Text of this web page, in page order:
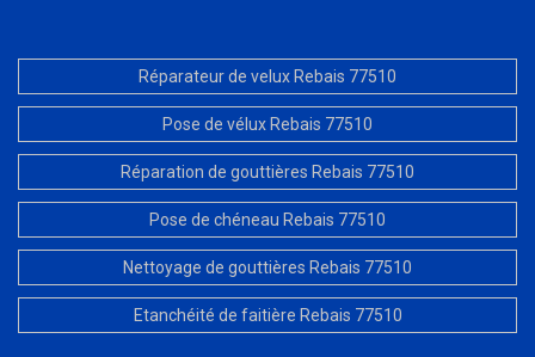
Réparateur de velux Rebais 77510
Pose de vélux Rebais 77510
Réparation de gouttières Rebais 77510
Pose de chéneau Rebais 77510
Nettoyage de gouttières Rebais 77510
Etanchéité de faitière Rebais 77510